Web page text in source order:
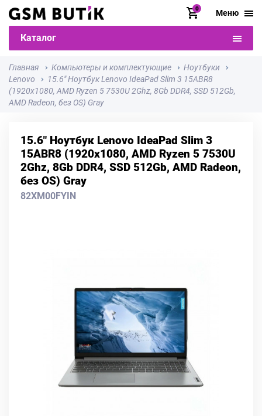
0 Меню
Каталог
Главная Компьютеры и комплектующие
Ноутбуки
Lenovo
15.6" Ноутбук Lenovo IdeaPad Slim 3 15ABR8
(1920x1080, AMD Ryzen 5 7530U 2Ghz, 8Gb DDR4, SSD 512Gb,
AMD Radeon, без OS) Gray
15.6" Ноутбук Lenovo IdeaPad Slim 3
15ABR8 (1920x1080, AMD Ryzen 5 7530U
2Ghz, 8Gb DDR4, SSD 512Gb, AMD Radeon,
без OS) Gray
82XM00FYIN